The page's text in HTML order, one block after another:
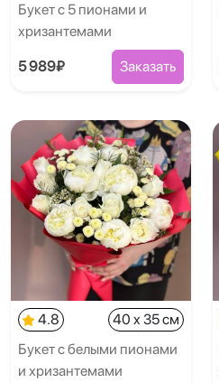
Букет с 5 пионами и
хризантемами
5 989₽ Заказать
4.8
40 x 35 см
Букет с белыми пионами
и хризантемами